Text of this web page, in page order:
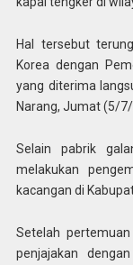
Hal tersebut
Korea dengan
yang diterima
Narang, Jumat (5/7/
Selain pabrik
melakukan
kacangan di
Setelah
penjajakan